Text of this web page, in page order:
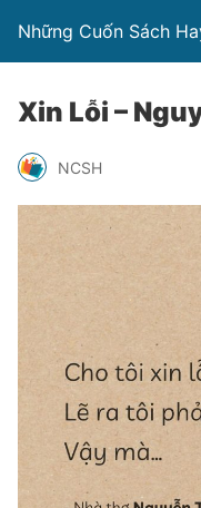
Những Cuốn Sách
Xin Lỗi –
NCSH